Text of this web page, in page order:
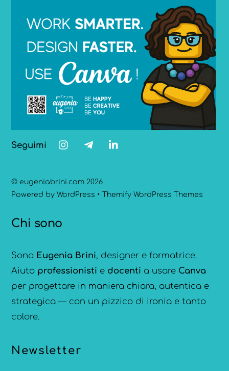
Seguimi
© eugeniabrini.com 2026
Powered byWordPress • Themify WordPress Themes
Chi sono
Sono Eugenia Brini, designer e formatrice.
Aiuto professionisti e docenti a usare Canva
per progettare in maniera chiara, autentica e
strategica — con un pizzico di ironia e tanto
colore.
Newsletter